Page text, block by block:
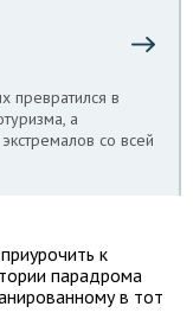
превратился в
а
со всей
к
парадрома
в тот